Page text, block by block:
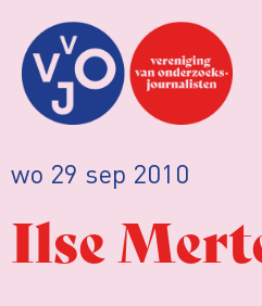
wo 29 sep 2010
Ilse